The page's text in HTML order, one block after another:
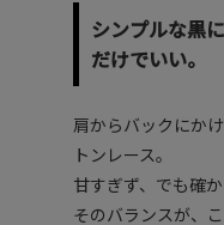
シンプルな黒
だけでいい。
肩からバックにか
トンレース。
甘すぎず、でも確
そのバランスが、